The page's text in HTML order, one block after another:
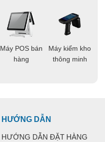
Máy POS bán
hàng
Máy kiểm kho
thông minh
HƯỚNG DẪN
HƯỚNG DẪN ĐẶT HÀNG